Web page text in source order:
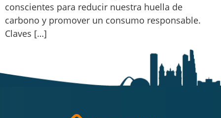
conscientes para reducir nuestra huella de
carbono y promover un consumo responsable.
Claves […]